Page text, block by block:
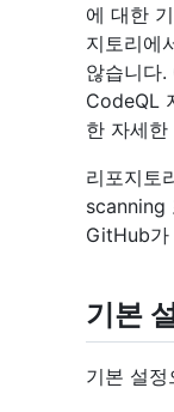
에 대한
지토리에
않습니다
CodeQL
한 자세한
리포지토
scanning
GitHub가
기본
기본 설